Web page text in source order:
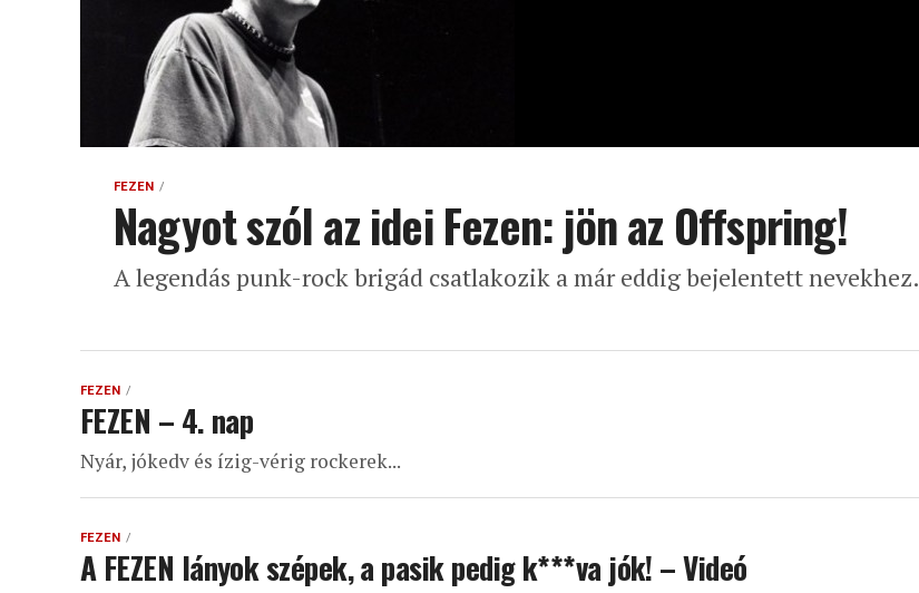
FEZEN
Nagyot szól az idei Fezen: jön az Offspring!
A legendás punk-rock brigád csatlakozik a már eddig bejelentett nevekhez.
FEZEN
FEZEN – 4. nap
Nyár, jókedv és ízig-vérig rockerek...
FEZEN
A FEZEN lányok szépek, a pasik pedig k***va jók! – Videó